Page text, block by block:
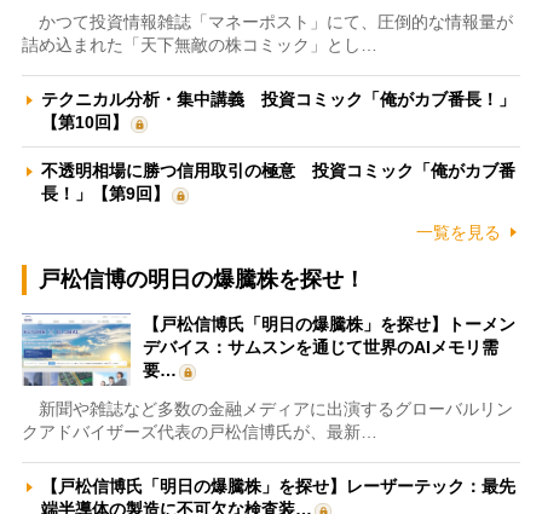
かつて投資情報雑誌「マネーポスト」にて、圧倒的な情報量が
詰め込まれた「天下無敵の株コミック」とし…
テクニカル分析・集中講義 投資コミック「俺がカブ番長！」
【第10回】
不透明相場に勝つ信用取引の極意 投資コミック「俺がカブ番
長！」【第9回】
一覧を見る
戸松信博の明日の爆騰株を探せ！
【戸松信博氏「明日の爆騰株」を探せ】トーメン
デバイス：サムスンを通じて世界のAIメモリ需
要…
新聞や雑誌など多数の金融メディアに出演するグローバルリン
クアドバイザーズ代表の戸松信博氏が、最新…
【戸松信博氏「明日の爆騰株」を探せ】レーザーテック：最先
端半導体の製造に不可欠な検査装…